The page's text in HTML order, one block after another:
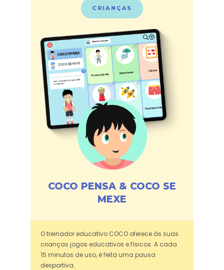
CRIANÇAS
COCO PENSA & COCO SE
MEXE
O treinador educativo COCO oferece às suas
crianças jogos educativos e físicos. A cada
15 minutos de uso, é feita uma pausa
desportiva.